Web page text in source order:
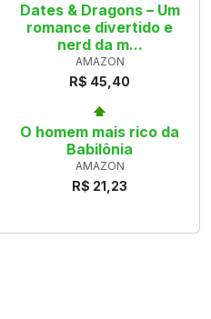
Dates & Dragons – Um
romance divertido e
nerd da m...
AMAZON
R$ 45,40
O homem mais rico da
Babilônia
AMAZON
R$ 21,23